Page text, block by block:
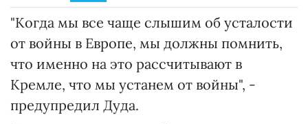
"Когда мы все чаще слышим об усталости
от войны в Европе, мы должны помнить,
что именно на это рассчитывают в
Кремле, что мы устанем от войны", -
предупредил Дуда.